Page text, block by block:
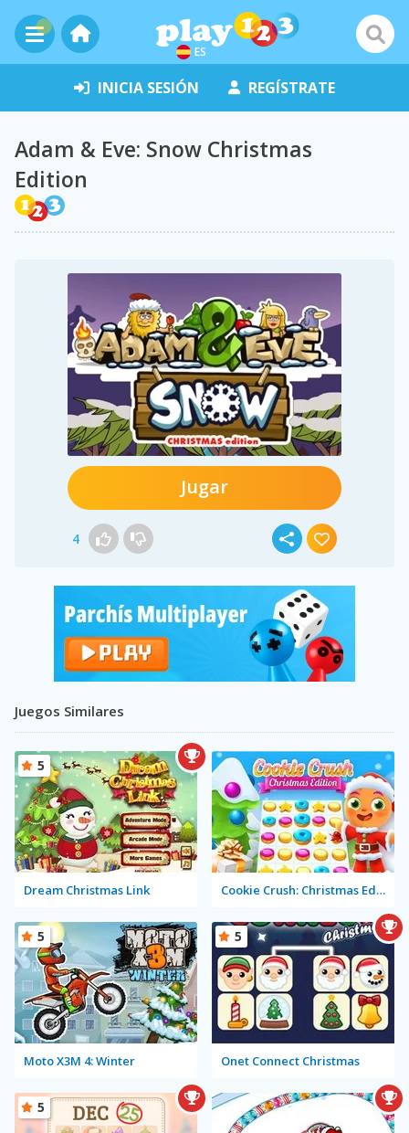
ES
INICIA SESIÓN REGÍSTRATE
Adam & Eve: Snow Christmas
Edition
Jugar
4
Juegos Similares
Dream Christmas Link
5
Cookie Crush: Christmas Edition
Moto X3M 4: Winter
5
Onet Connect Christmas
5
5